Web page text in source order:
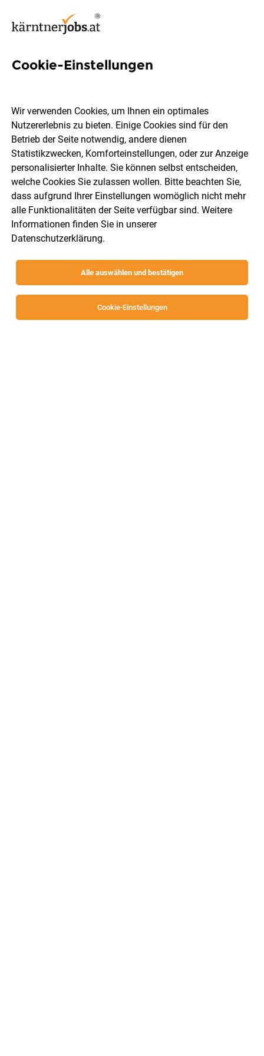
Notfallsanitäter für NEF-
(m/w/d)
A.Ö. Krankenhaus des Deutschen Ordens Friesach
GmbH
Friesach Vollzeit 05.08.2026
Cookie-Einstellungen
Wir verwenden Cookies, um Ihnen ein optimales
Nutzererlebnis zu bieten. Einige Cookies sind für den
Betrieb der Seite notwendig, andere dienen
Statistikzwecken, Komforteinstellungen, oder zur Anzeige
personalisierter Inhalte. Sie können selbst entscheiden,
welche Cookies Sie zulassen wollen. Bitte beachten Sie,
dass aufgrund Ihrer Einstellungen womöglich nicht mehr
alle Funktionalitäten der Seite verfügbar sind. Weitere
Informationen finden Sie in unserer
Datenschutzerklärung.
Alle auswählen und bestätigen
Cookie-Einstellungen